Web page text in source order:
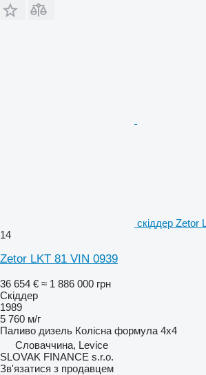
скіддер Zetor
14
Zetor LKT 81 VIN 0939
36 654 € ≈ 1 886 000 грн
Скіддер
1989
5 760 м/г
Паливо дизель Колісна формула 4x4
Словаччина, Levice
SLOVAK FINANCE s.r.o.
Зв'язатися з продавцем